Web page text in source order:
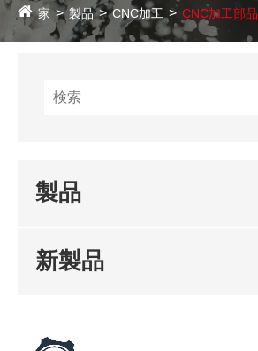
家 製品 CNC加工 CNC加工部品
製品
新製品